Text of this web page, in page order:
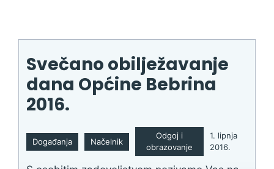
Svečano obilježavanje
dana Općine Bebrina
2016.
Događanja Načelnik
Odgoj i
obrazovanje
1. lipnja
2016.